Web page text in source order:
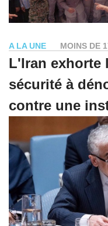
A LA UNE MOINS DE
L'Iran exhorte
sécurité à
contre une